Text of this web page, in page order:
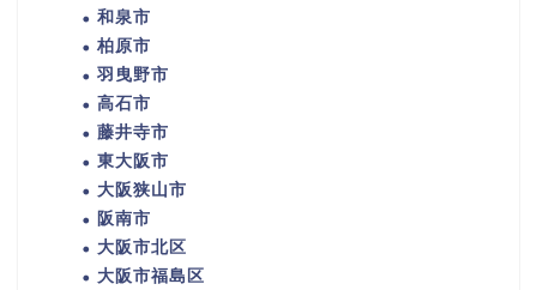
和泉市
柏原市
羽曳野市
高石市
藤井寺市
東大阪市
大阪狭山市
阪南市
大阪市北区
大阪市福島区